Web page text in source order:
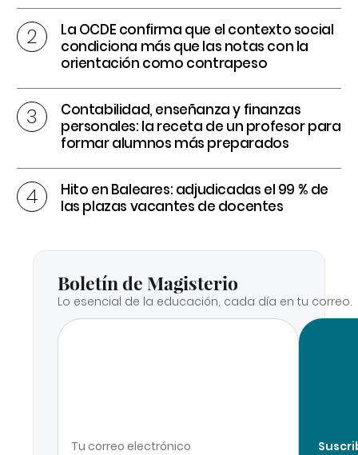
La OCDE confirma que el contexto social
condiciona más que las notas con la
orientación como contrapeso
Contabilidad, enseñanza y finanzas
personales: la receta de un profesor para
formar alumnos más preparados
Hito en Baleares: adjudicadas el 99 % de
las plazas vacantes de docentes
Boletín de Magisterio
Lo esencial de la educación, cada día en tu correo.